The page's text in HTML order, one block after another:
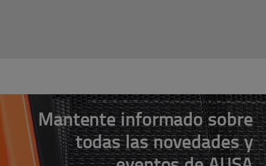
Mantente informado sobre
todas las novedades y